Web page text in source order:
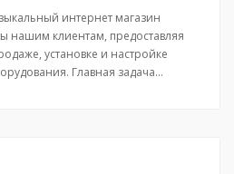
интернет магазин
нашим клиентам, предоставляя
установке и настройке
Главная задача…